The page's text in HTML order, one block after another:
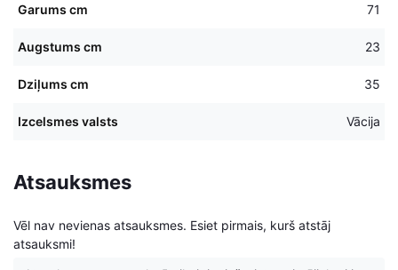
Garums cm 71
Augstums cm 23
Dziļums cm 35
Izcelsmes valsts Vācija
Atsauksmes
Vēl nav nevienas atsauksmes. Esiet pirmais, kurš atstāj
atsauksmi!